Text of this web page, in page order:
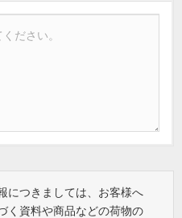
につきましては、お客様へ
く資料や商品などの荷物の